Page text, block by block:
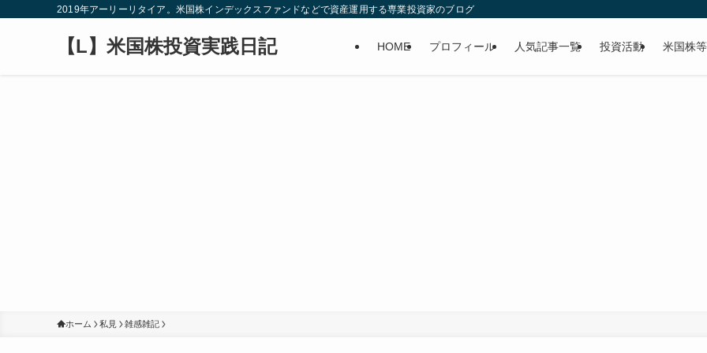
2019年アーリーリタイア。米国株インデックスファンドなどで資産運用する専業投資家のブログ
【L】米国株投資実践日記 HOME プロフィール 人気記事一覧 投資活動 米国株
ホーム 私見 雑感雑記